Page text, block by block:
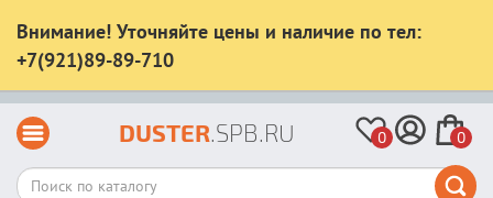
Внимание! Уточняйте цены и наличие по тел:
+7(921)89-89-710
DUSTER.SPB.RU 0 0